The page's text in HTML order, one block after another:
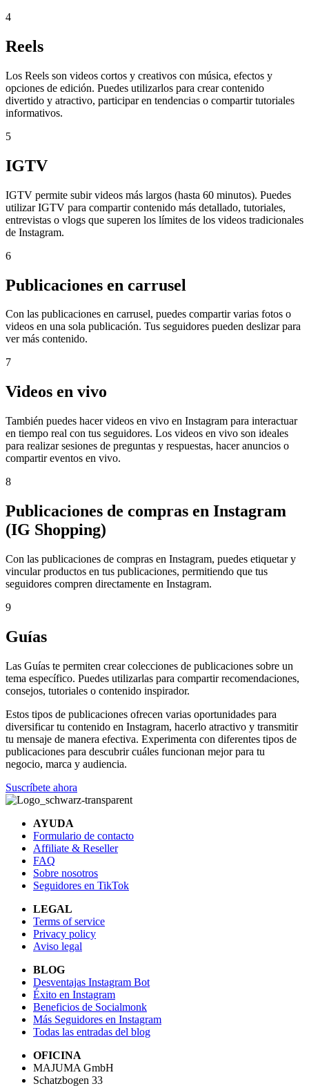
4
Reels
Los Reels son videos cortos y creativos con música, efectos y
opciones de edición. Puedes utilizarlos para crear contenido
divertido y atractivo, participar en tendencias o compartir tutoriales
informativos.
5
IGTV
IGTV permite subir videos más largos (hasta 60 minutos). Puedes
utilizar IGTV para compartir contenido más detallado, tutoriales,
entrevistas o vlogs que superen los límites de los videos tradicionales
de Instagram.
6
Publicaciones en carrusel
Con las publicaciones en carrusel, puedes compartir varias fotos o
videos en una sola publicación. Tus seguidores pueden deslizar para
ver más contenido.
7
Videos en vivo
También puedes hacer videos en vivo en Instagram para interactuar
en tiempo real con tus seguidores. Los videos en vivo son ideales
para realizar sesiones de preguntas y respuestas, hacer anuncios o
compartir eventos en vivo.
8
Publicaciones de compras en Instagram
(IG Shopping)
Con las publicaciones de compras en Instagram, puedes etiquetar y
vincular productos en tus publicaciones, permitiendo que tus
seguidores compren directamente en Instagram.
9
Guías
Las Guías te permiten crear colecciones de publicaciones sobre un
tema específico. Puedes utilizarlas para compartir recomendaciones,
consejos, tutoriales o contenido inspirador.
Estos tipos de publicaciones ofrecen varias oportunidades para
diversificar tu contenido en Instagram, hacerlo atractivo y transmitir
tu mensaje de manera efectiva. Experimenta con diferentes tipos de
publicaciones para descubrir cuáles funcionan mejor para tu
negocio, marca y audiencia.
Suscríbete ahora
AYUDA
Formulario de contacto
Affiliate & Reseller
FAQ
Sobre nosotros
Seguidores en TikTok
LEGAL
Terms of service
Privacy policy
Aviso legal
BLOG
Desventajas Instagram Bot
Éxito en Instagram
Beneficios de Socialmonk
Más Seguidores en Instagram
Todas las entradas del blog
OFICINA
MAJUMA GmbH
Schatzbogen 33